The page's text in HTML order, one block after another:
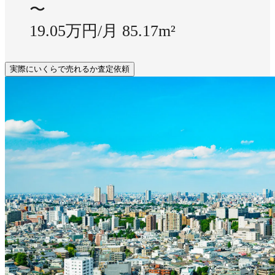
〜
19.05万円/月 85.17m²
実際にいくらで売れるか査定依頼